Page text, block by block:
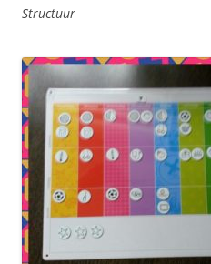
Structuur